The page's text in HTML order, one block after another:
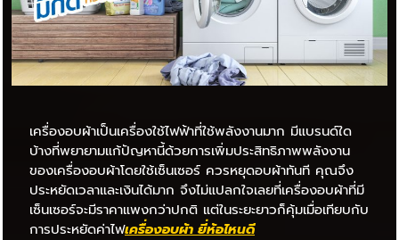
เครื่องอบผ้าเป็นเครื่องใช้ไฟฟ้าที่ใช้พลังงานมาก มีแบรนด์ใด
บ้างที่พยายามแก้ปัญหานี้ด้วยการเพิ่มประสิทธิภาพพลังงาน
ของเครื่องอบผ้าโดยใช้เซ็นเซอร์ ควรหยุดอบผ้าทันที คุณจึง
ประหยัดเวลาและเงินได้มาก จึงไม่แปลกใจเลยที่เครื่องอบผ้าที่มี
เซ็นเซอร์จะมีราคาแพงกว่าปกติ แต่ในระยะยาวก็คุ้มเมื่อเทียบกับ
การประหยัดค่าไฟเครื่องอบผ้า ยี่ห้อไหนดี